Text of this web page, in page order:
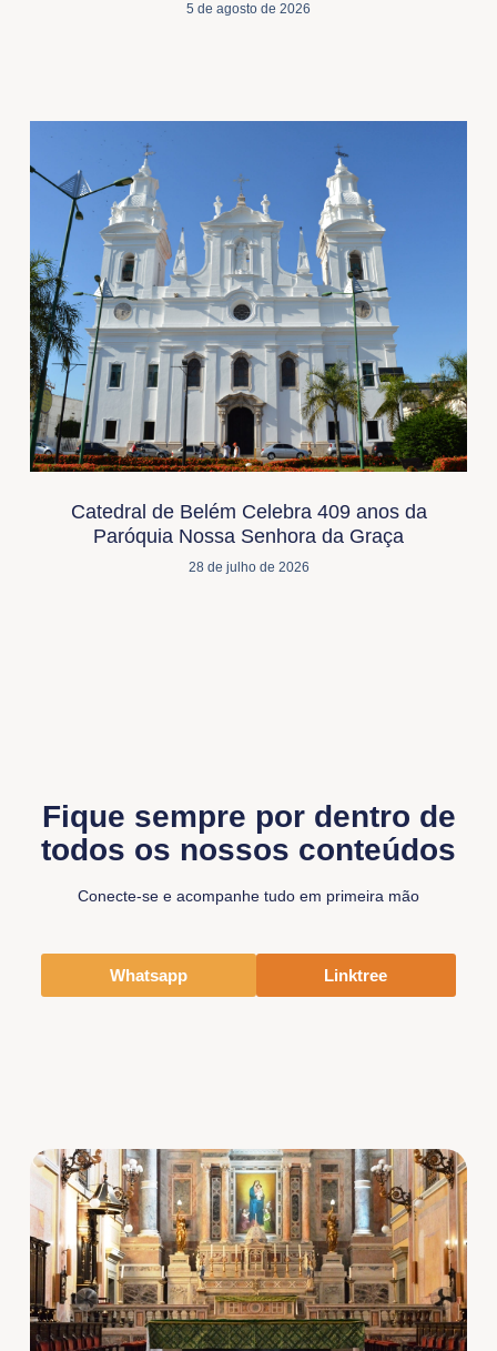
5 de agosto de 2026
Catedral de Belém Celebra 409 anos da
Paróquia Nossa Senhora da Graça
28 de julho de 2026
Fique sempre por dentro de
todos os nossos conteúdos
Conecte-se e acompanhe tudo em primeira mão
Whatsapp Linktree